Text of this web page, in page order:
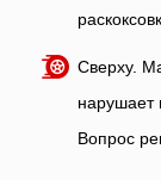
Сверху.
нарушает
Вопрос